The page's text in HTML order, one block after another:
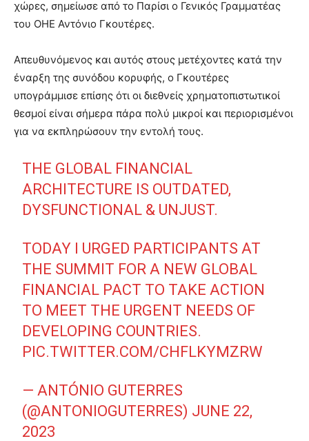
χώρες, σημείωσε από το Παρίσι ο Γενικός Γραμματέας
του ΟΗΕ Αντόνιο Γκουτέρες.
Απευθυνόμενος και αυτός στους μετέχοντες κατά την
έναρξη της συνόδου κορυφής, ο Γκουτέρες
υπογράμμισε επίσης ότι οι διεθνείς χρηματοπιστωτικοί
θεσμοί είναι σήμερα πάρα πολύ μικροί και περιορισμένοι
για να εκπληρώσουν την εντολή τους.
THE GLOBAL FINANCIAL
ARCHITECTURE IS OUTDATED,
DYSFUNCTIONAL & UNJUST.
TODAY I URGED PARTICIPANTS AT
THE SUMMIT FOR A NEW GLOBAL
FINANCIAL PACT TO TAKE ACTION
TO MEET THE URGENT NEEDS OF
DEVELOPING COUNTRIES.
PIC.TWITTER.COM/CHFLKYMZRW
— ANTÓNIO GUTERRES
(@ANTONIOGUTERRES) JUNE 22,
2023